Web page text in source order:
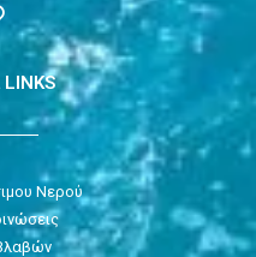
Νερού